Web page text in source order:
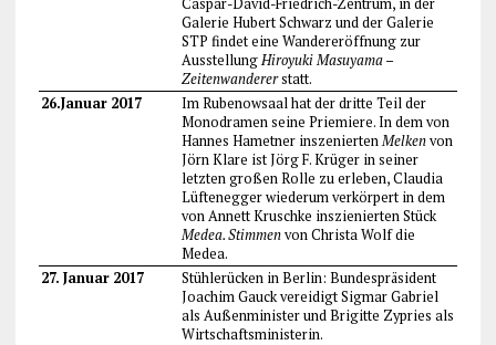
Caspar-David-Friedrich-Zentrum, in der
Galerie Hubert Schwarz und der Galerie
STP findet eine Wandereröffnung zur
AusstellungHiroyuki Masuyama –
Zeitenwandererstatt.
26.Januar 2017
Im Rubenowsaal hat der dritte Teil der
Monodramen seine Priemiere. In dem von
Hannes Hametner inszeniertenMelkenvon
Jörn Klare ist Jörg F. Krüger in seiner
letzten großen Rolle zu erleben, Claudia
Lüftenegger wiederum verkörpert in dem
von Annett Kruschke inszienierten Stück
Medea. Stimmenvon Christa Wolf die
Medea.
27. Januar 2017
Stühlerücken in Berlin: Bundespräsident
Joachim Gauck vereidigt Sigmar Gabriel
als Außenminister und Brigitte Zypries als
Wirtschaftsministerin.